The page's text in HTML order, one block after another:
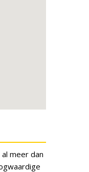
al meer dan